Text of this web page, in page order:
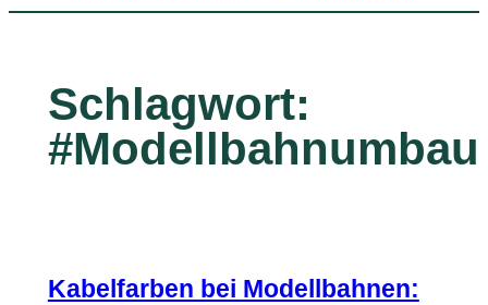
Schlagwort:
#Modellbahnumbau
Kabelfarben bei Modellbahnen: